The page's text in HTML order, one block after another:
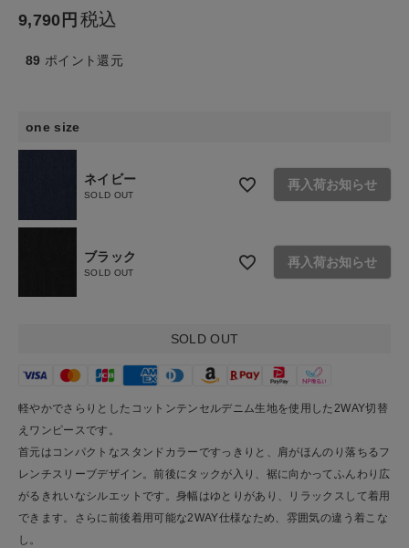
ブランド
CONTENTS
ご利用ガイド
お問い合わせ
ショップリスト
9,790 税込
89 ポイント還元
one size
ネイビー
SOLD OUT
再入荷お知らせ
ブラック
SOLD OUT
再入荷お知らせ
SOLD OUT
軽やかでさらりとしたコットンテンセルデニム生地を使用した2WAY切替
えワンピースです。
首元はコンパクトなスタンドカラーですっきりと、肩がほんのり落ちるフ
レンチスリーブデザイン。前後にタックが入り、裾に向かってふんわり広
がるきれいなシルエットです。身幅はゆとりがあり、リラックスして着用
できます。さらに前後着用可能な2WAY仕様なため、雰囲気の違う着こな
し。